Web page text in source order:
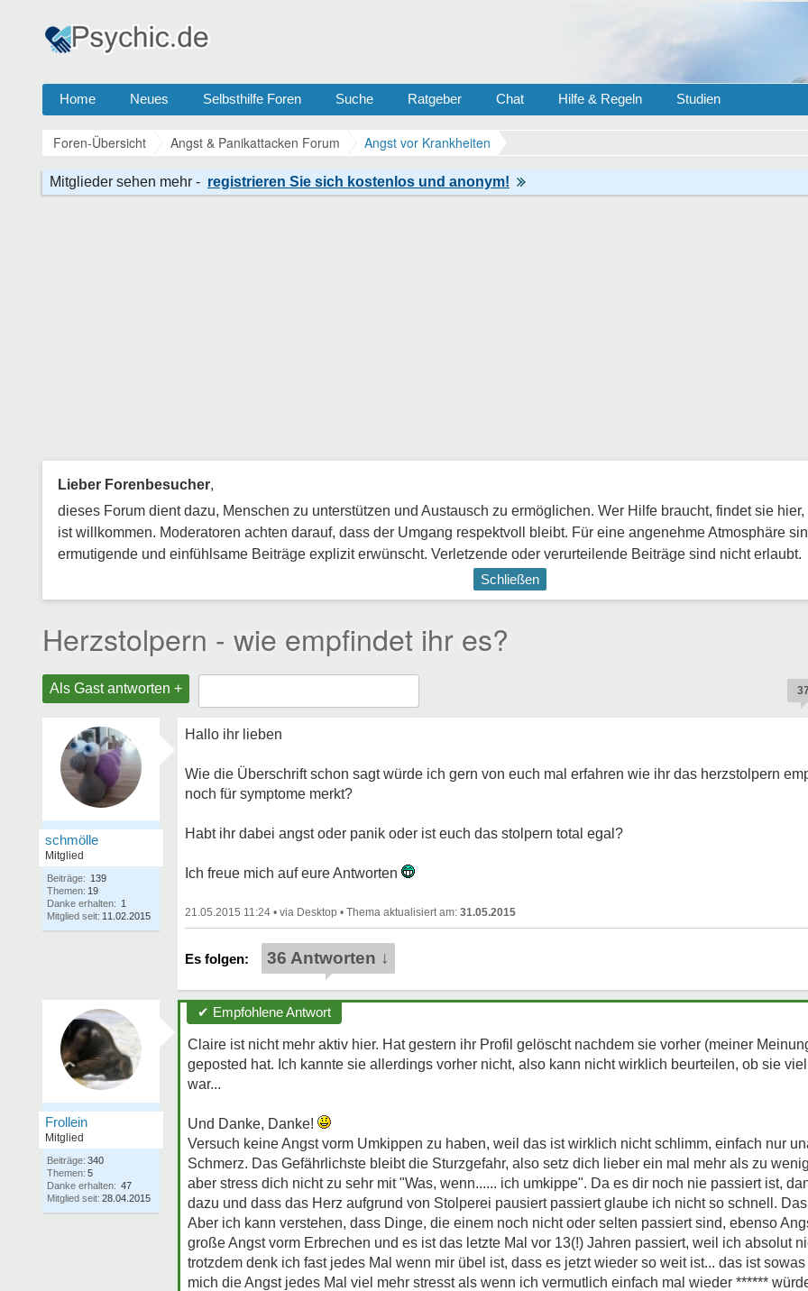
Home Neues Selbsthilfe Foren Suche Ratgeber Chat Hilfe & Regeln Studien
Foren-Übersicht Angst & Panikattacken Forum Angst vor Krankheiten
Lieber Forenbesucher,
dieses Forum dient dazu, Menschen zu unterstützen und Austausch zu ermöglichen. Wer Hilfe braucht, findet sie
ist willkommen. Moderatoren achten darauf, dass der Umgang respektvoll bleibt. Für eine angenehme Atmosphäre
ermutigende und einfühlsame Beiträge explizit erwünscht. Verletzende oder verurteilende Beiträge sind nicht erlaubt.
Schließen
Herzstolpern - wie empfindet ihr es?
Als Gast antworten +
schmölle
Mitglied
Beiträge: 139
Themen: 19
Danke erhalten: 1
Mitglied seit: 11.02.2015
Hallo ihr lieben
Wie die Überschrift schon sagt würde ich gern von euch mal erfahren wie ihr das herzstolpern
noch für symptome merkt?
Habt ihr dabei angst oder panik oder ist euch das stolpern total egal?
Ich freue mich auf eure Antworten
21.05.2015 11:24 • • 31.05.2015
36 Antworten ↓
Frollein
Mitglied
Beiträge: 340
Themen: 5
Danke erhalten: 47
Mitglied seit: 28.04.2015
✔ Empfohlene Antwort
Claire ist nicht mehr aktiv hier. Hat gestern ihr Profil gelöscht nachdem sie vorher (meiner
geposted hat. Ich kannte sie allerdings vorher nicht, also kann nicht wirklich beurteilen, ob sie
war...
Und Danke, Danke!
Versuch keine Angst vorm Umkippen zu haben, weil das ist wirklich nicht schlimm, einfach nur
Schmerz. Das Gefährlichste bleibt die Sturzgefahr, also setz dich lieber ein mal mehr als zu
aber stress dich nicht zu sehr mit "Was, wenn...... ich umkippe". Da es dir noch nie passiert ist,
dazu und dass das Herz aufgrund von Stolperei pausiert passiert glaube ich nicht so schnell.
Aber ich kann verstehen, dass Dinge, die einem noch nicht oder selten passiert sind, ebenso
große Angst vorm Erbrechen und es ist das letzte Mal vor 13(!) Jahren passiert, weil ich absolut
trotzdem denk ich fast jedes Mal wenn mir übel ist, dass es jetzt wieder so weit ist... das ist
mich die Angst jedes Mal viel mehr stresst als wenn ich vermutlich einfach mal wieder ******